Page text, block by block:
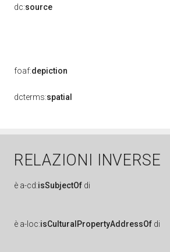
dc:source
foaf:depiction
dcterms:spatial
RELAZIONI INVERSE
è a-cd:isSubjectOf di
è a-loc:isCulturalPropertyAddressOf di